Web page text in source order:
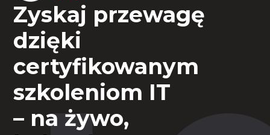
Zyskaj przewagę
dzięki
certyfikowanym
szkoleniom IT
– na żywo,